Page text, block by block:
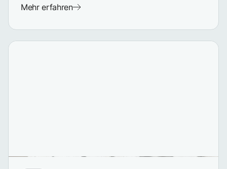
Mehr erfahren